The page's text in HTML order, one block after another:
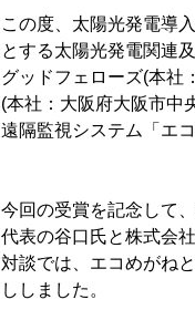
この度、太陽光発電導
とする太陽光発電関連
グッドフェローズ(本社
(本社：大阪府大阪市中
遠隔監視システム「エ
今回の受賞を記念して
代表の谷口氏と株式会
対談では、エコめがね
ししました。